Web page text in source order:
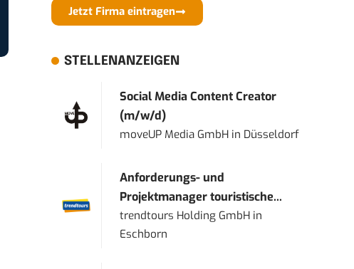
Jetzt Firma eintragen
STELLENANZEIGEN
Social Media Content Creator
(m/w/d)
moveUP Media GmbH in Düsseldorf
Anforderungs- und
Projektmanager touristische...
trendtours Holding GmbH in
Eschborn